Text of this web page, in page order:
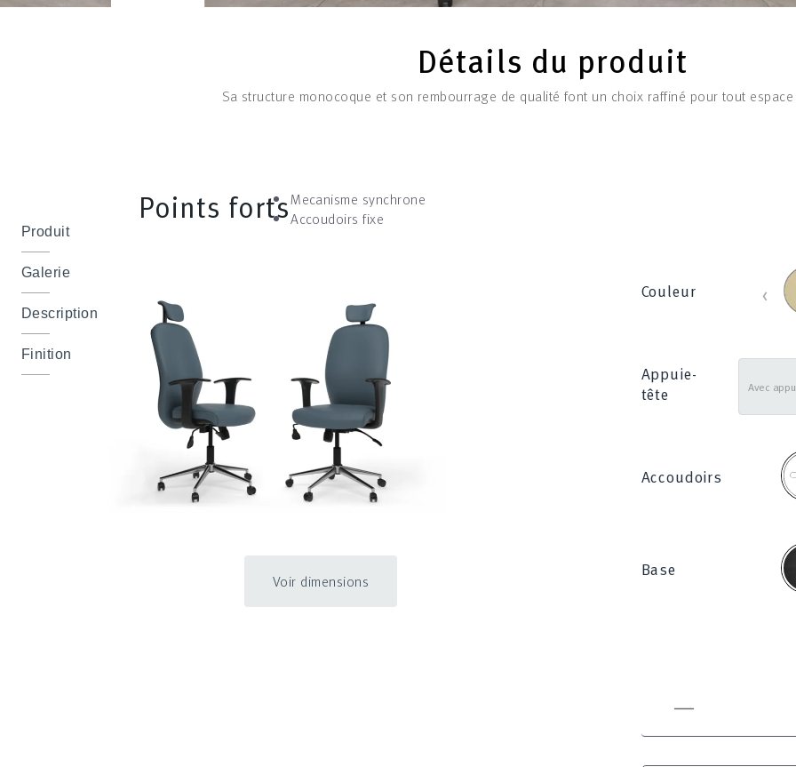
Produit
Galerie
Description
Finition
Détails du produit
Sa structure monocoque et son rembourrage de qualité font un choix raffiné pour tout
Points fortsMecanisme synchrone
Accoudoirs fixe
Voir dimensions
Couleur
_
‹
Appuie-
tête
Accoudoirs
Base